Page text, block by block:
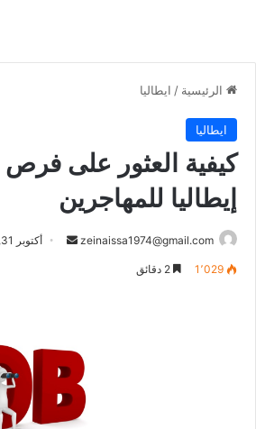
الرئيسية / ايطاليا
ايطاليا
كيفية العثور على
إيطاليا للمهاجرين
zeinaissa1974@gmail.com
أرسل أكتوبر 31, 2024
1٬029